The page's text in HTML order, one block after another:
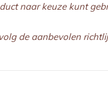
naar keuze kunt
de aanbevolen